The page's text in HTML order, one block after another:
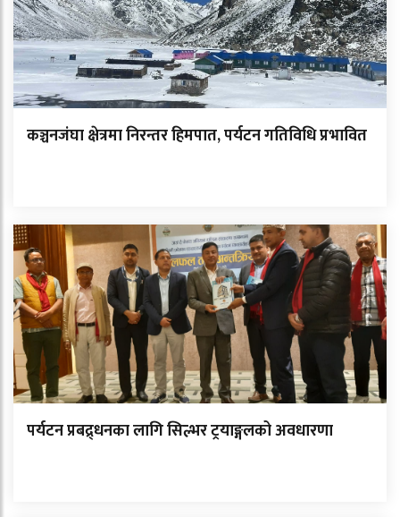
कञ्चनजंघा क्षेत्रमा निरन्तर हिमपात, पर्यटन गतिविधि प्रभावित
पर्यटन प्रबद्र्धनका लागि सिल्भर ट्रयाङ्गलको अवधारणा